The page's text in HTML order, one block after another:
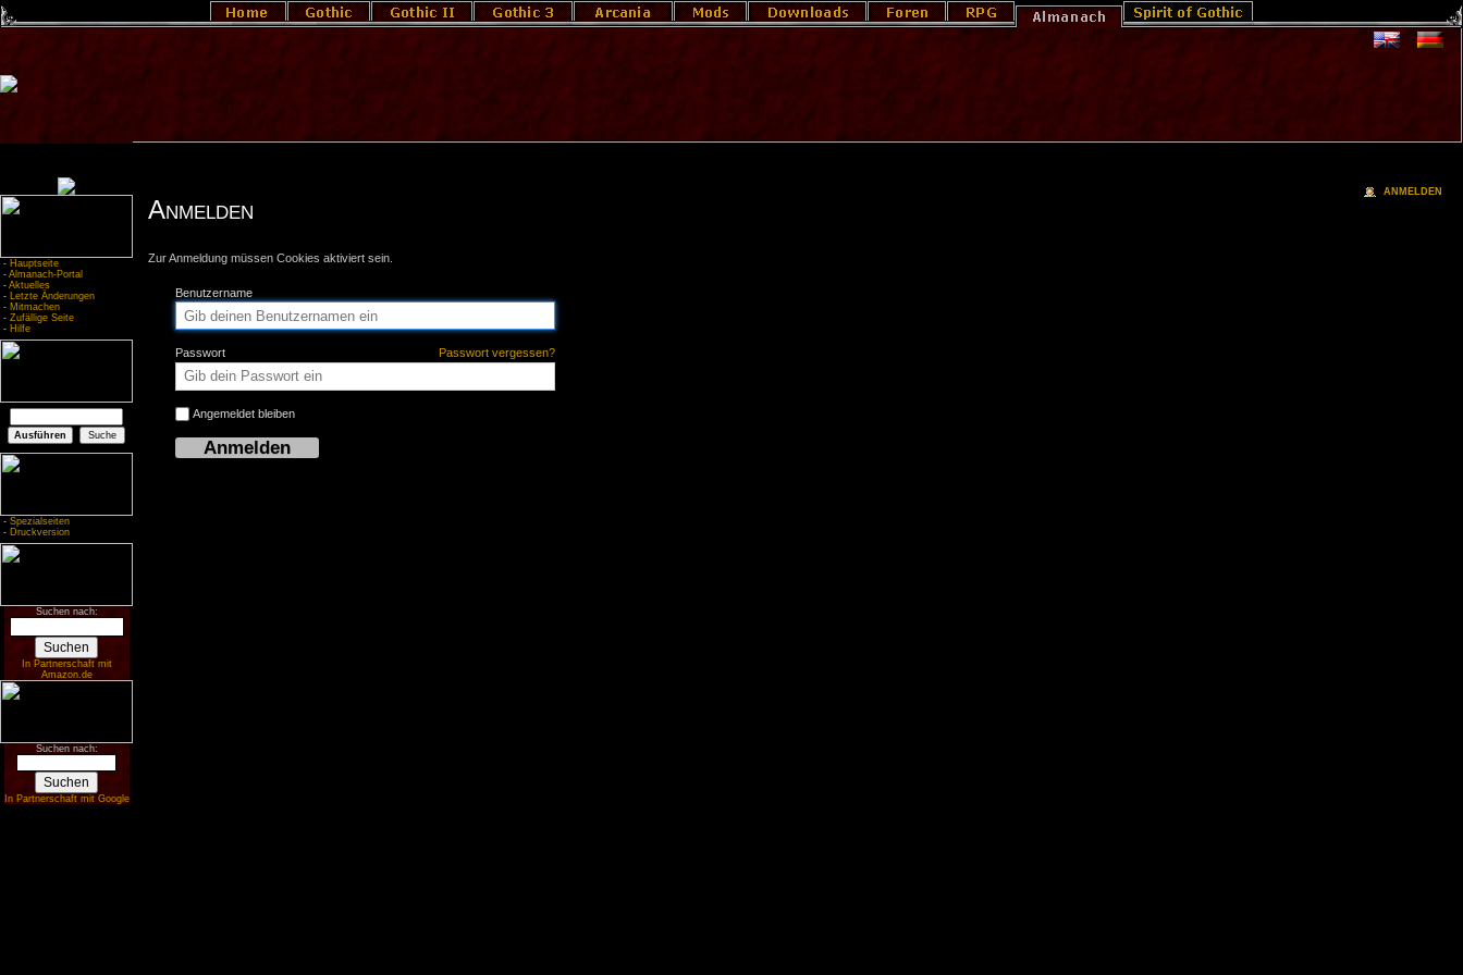
- Hauptseite
- Almanach-Portal
- Aktuelles
- Letzte Änderungen
- Mitmachen
- Zufällige Seite
- Hilfe
- Spezialseiten
- Druckversion
Suchen nach:
In Partnerschaft mit
Amazon.de
Suchen nach:
In Partnerschaft mit Google
Anmelden
Zur Anmeldung müssen Cookies aktiviert sein.
Benutzername
Passwort Passwort vergessen?
Angemeldet bleiben
ANMELDEN